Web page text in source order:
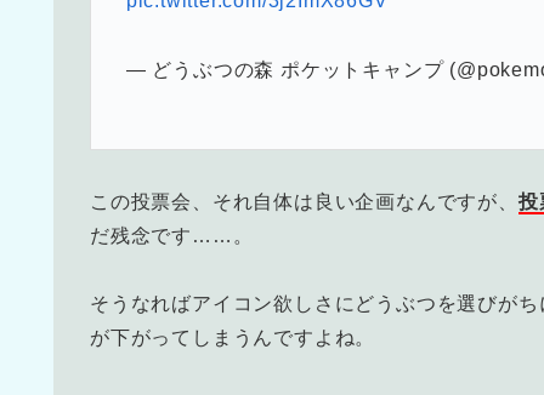
— どうぶつの森 ポケットキャンプ
この投票会、それ自体は良い企画なんですが、 投
だ残念です……。
そうなればアイコン欲しさにどうぶつを選びが
が下がってしまうんですよね。